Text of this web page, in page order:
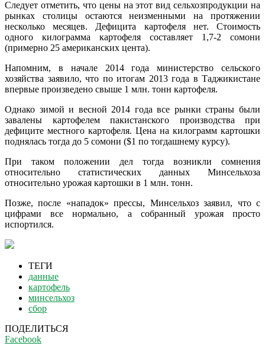
Следует отметить, что цены на этот вид сельхозпродукции на
рынках столицы остаются неизменными на протяжении
несколько месяцев. Дефицита картофеля нет. Стоимость
одного килограмма картофеля составляет 1,7-2 сомони
(примерно 25 американских цента).
Напомним, в начале 2014 года министерство сельского
хозяйства заявило, что по итогам 2013 года в Таджикистане
впервые произведено свыше 1 млн. тонн картофеля.
Однако зимой и весной 2014 года все рынки страны были
завалены картофелем пакистанского производства при
дефиците местного картофеля. Цена на килограмм картошки
поднялась тогда до 5 сомони ($1 по тогдашнему курсу).
При таком положении дел тогда возникли сомнения
относительно статистических данных Минсельхоза
относительно урожая картошки в 1 млн. тонн.
Позже, после «нападок» прессы, Минсельхоз заявил, что с
цифрами все нормально, а собранный урожая просто
испортился.
ТЕГИ
данные
картофель
минсельхоз
сбор
ПОДЕЛИТЬСЯ
Facebook